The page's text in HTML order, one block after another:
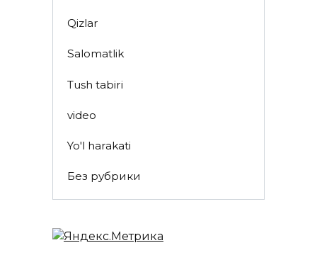
Qizlar
Salomatlik
Tush tabiri
video
Yo'l harakati
Без рубрики